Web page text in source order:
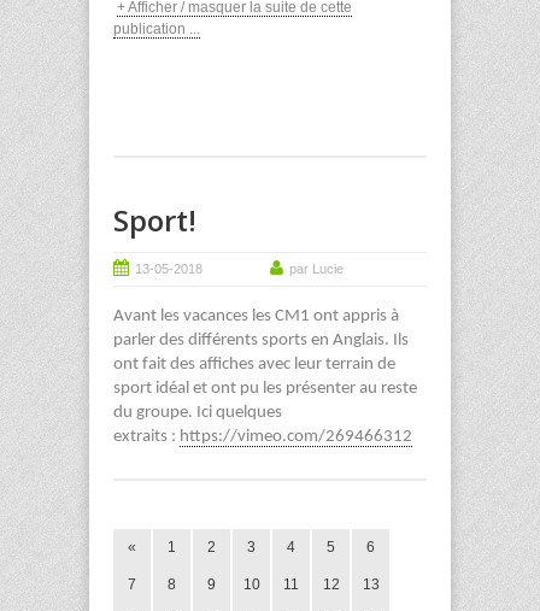
+ Afficher / masquer la suite de cette
publication ...
Sport!
13-05-2018 par Lucie
Avant les vacances les CM1 ont appris à
parler des différents sports en Anglais. Ils
ont fait des affiches avec leur terrain de
sport idéal et ont pu les présenter au reste
du groupe. Ici quelques
extraits : https://vimeo.com/269466312
« 1 2 3 4 5 6
7 8 9 10 11 12 13